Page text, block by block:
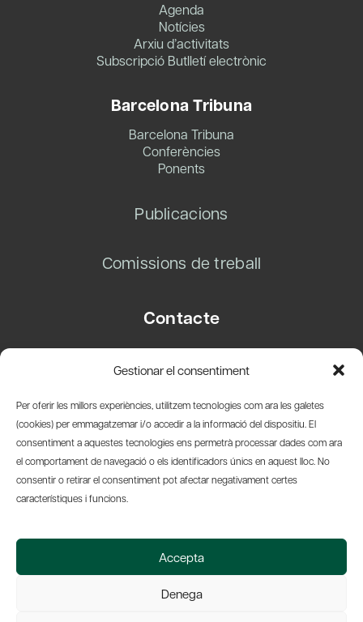
Gestionar el consentiment
Per oferir les millors experiències, utilitzem tecnologies com ara les galetes
(cookies) per emmagatzemar i/o accedir a la informació del dispositiu. El
consentiment a aquestes tecnologies ens permetrà processar dades com ara
el comportament de navegació o els identificadors únics en aquest lloc. No
consentir o retirar el consentiment pot afectar negativament certes
característiques i funcions.
Accepta
Denega
Agenda
Notícies
Arxiu d’activitats
Subscripció Butlletí electrònic
Barcelona Tribuna
Barcelona Tribuna
Conferències
Ponents
Publicacions
Comissions de treball
Contacte
08003 Barcelona
info@amicsdelpais.com
Suscripció Newsletter
© 2026 Societat Econòmica Barcelonesa d'Amics del País
Web by Ideamatic